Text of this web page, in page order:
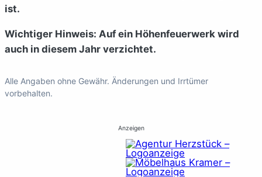
ist.
Wichtiger Hinweis: Auf ein Höhenfeuerwerk wird
auch in diesem Jahr verzichtet.
Alle Angaben ohne Gewähr. Änderungen und Irrtümer
vorbehalten.
Anzeigen